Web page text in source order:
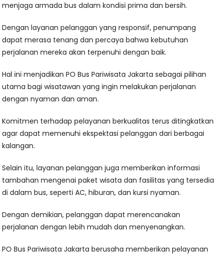
menjaga armada bus dalam kondisi prima dan bersih.
Dengan layanan pelanggan yang responsif, penumpang
dapat merasa tenang dan percaya bahwa kebutuhan
perjalanan mereka akan terpenuhi dengan baik.
Hal ini menjadikan PO Bus Pariwisata Jakarta sebagai pilihan
utama bagi wisatawan yang ingin melakukan perjalanan
dengan nyaman dan aman.
Komitmen terhadap pelayanan berkualitas terus ditingkatkan
agar dapat memenuhi ekspektasi pelanggan dari berbagai
kalangan.
Selain itu, layanan pelanggan juga memberikan informasi
tambahan mengenai paket wisata dan fasilitas yang tersedia
di dalam bus, seperti AC, hiburan, dan kursi nyaman.
Dengan demikian, pelanggan dapat merencanakan
perjalanan dengan lebih mudah dan menyenangkan.
PO Bus Pariwisata Jakarta berusaha memberikan pelayanan